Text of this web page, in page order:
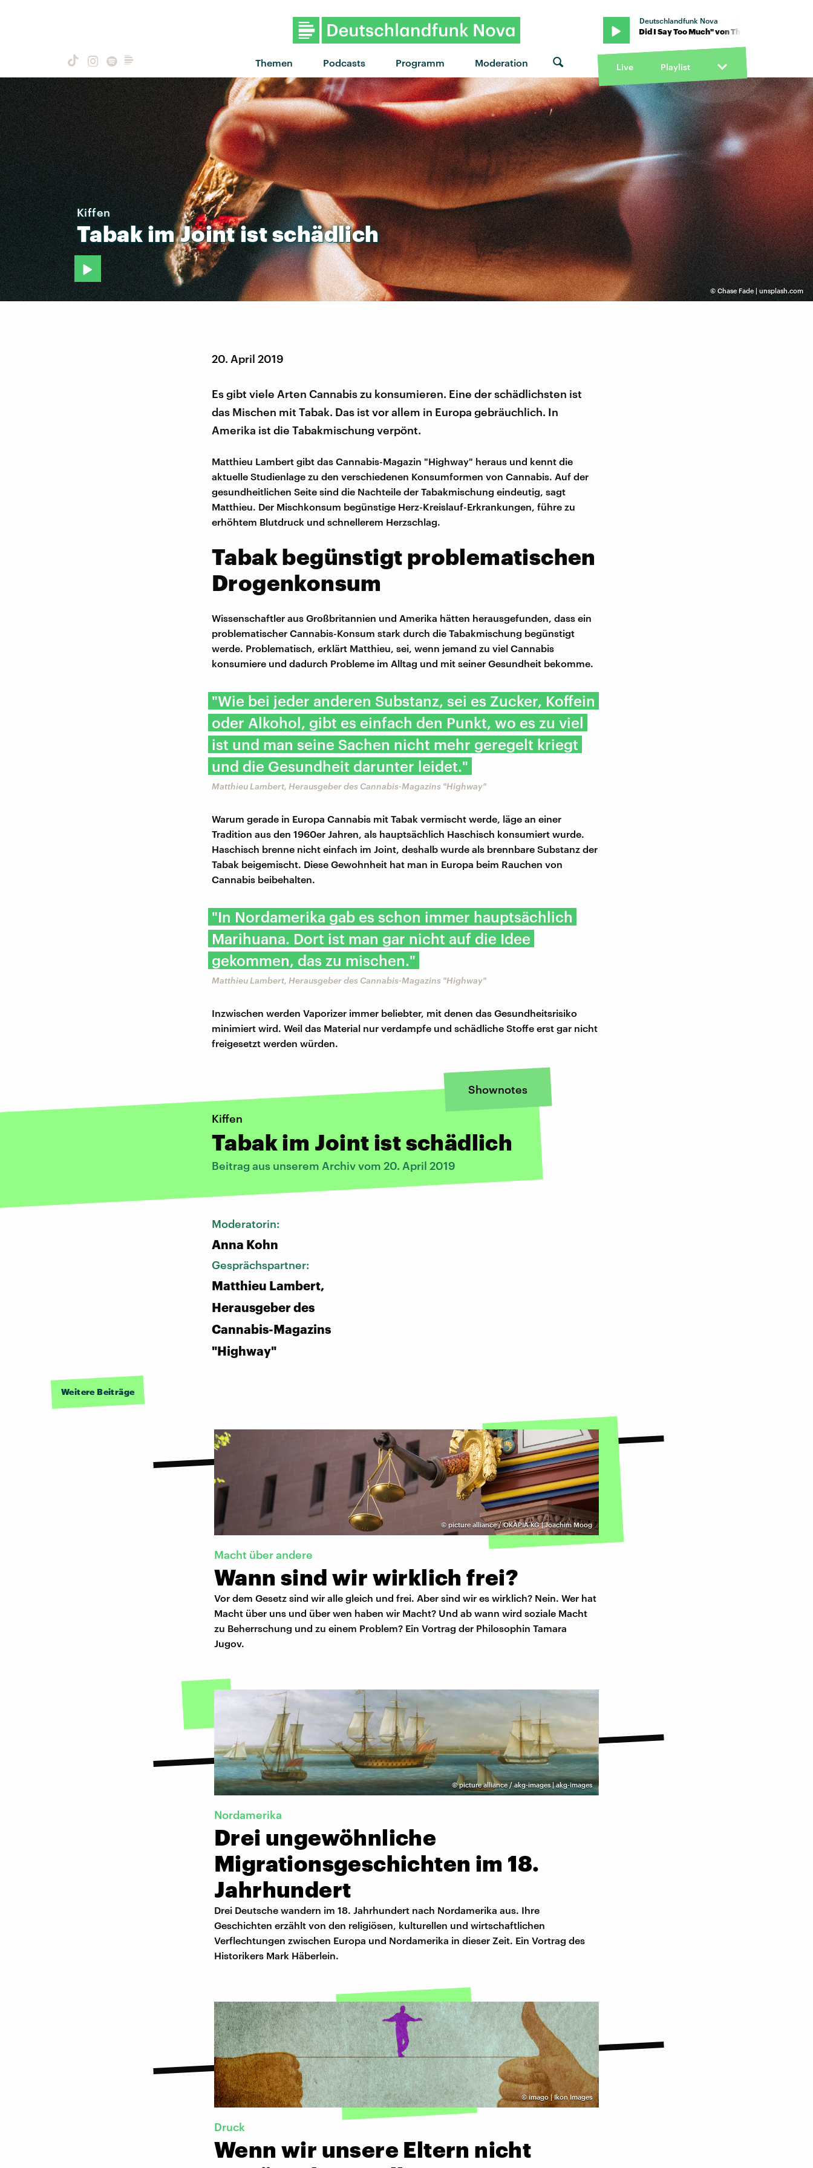
Themen Podcasts Programm Moderation
Deutschlandfunk Nova
"Did I Say Too Much" von The Beaches · "Did I Say Too Much" von The Beaches · "Did I Say Too
Live Playlist
©Chase Fade | unsplash.com
Kiffen
TabakimJointistschädlich
20. April 2019
Es gibt viele Arten Cannabis zu konsumieren. Eine der schädlichsten ist
das Mischen mit Tabak. Das ist vor allem in Europa gebräuchlich. In
Amerika ist die Tabakmischung verpönt.
Matthieu Lambert gibt das Cannabis-Magazin "Highway" heraus und kennt die
aktuelle Studienlage zu den verschiedenen Konsumformen von Cannabis. Auf der
gesundheitlichen Seite sind die Nachteile der Tabakmischung eindeutig, sagt
Matthieu. Der Mischkonsum begünstige Herz-Kreislauf-Erkrankungen, führe zu
erhöhtem Blutdruck und schnellerem Herzschlag.
Tabak begünstigt problematischen
Drogenkonsum
Wissenschaftler aus Großbritannien und Amerika hätten herausgefunden, dass ein
problematischer Cannabis-Konsum stark durch die Tabakmischung begünstigt
werde. Problematisch, erklärt Matthieu, sei, wenn jemand zu viel Cannabis
konsumiere und dadurch Probleme im Alltag und mit seiner Gesundheit bekomme.
"Wie bei jeder anderen Substanz, sei es Zucker, Koffein
oder Alkohol, gibt es einfach den Punkt, wo es zu viel
ist und man seine Sachen nicht mehr geregelt kriegt
und die Gesundheit darunter leidet."
Matthieu Lambert, Herausgeber des Cannabis-Magazins "Highway"
Warum gerade in Europa Cannabis mit Tabak vermischt werde, läge an einer
Tradition aus den 1960er Jahren, als hauptsächlich Haschisch konsumiert wurde.
Haschisch brenne nicht einfach im Joint, deshalb wurde als brennbare Substanz der
Tabak beigemischt. Diese Gewohnheit hat man in Europa beim Rauchen von
Cannabis beibehalten.
"In Nordamerika gab es schon immer hauptsächlich
Marihuana. Dort ist man gar nicht auf die Idee
gekommen, das zu mischen."
Matthieu Lambert, Herausgeber des Cannabis-Magazins "Highway"
Inzwischen werden Vaporizer immer beliebter, mit denen das Gesundheitsrisiko
minimiert wird. Weil das Material nur verdampfe und schädliche Stoffe erst gar nicht
freigesetzt werden würden.
Shownotes
Kiffen
Tabak im Joint ist schädlich
Beitrag aus unserem Archiv vom 20. April 2019
Moderatorin:
Anna Kohn
Gesprächspartner:
Matthieu Lambert,
Herausgeber des
Cannabis-Magazins
"Highway"
Weitere Beiträge
© picture alliance / OKAPIA KG | Joachim Moog
Macht über andere
Wann sind wir wirklich frei?
Vor dem Gesetz sind wir alle gleich und frei. Aber sind wir es wirklich? Nein. Wer hat
Macht über uns und über wen haben wir Macht? Und ab wann wird soziale Macht
zu Beherrschung und zu einem Problem? Ein Vortrag der Philosophin Tamara
Jugov.
©picture alliance / akg-images | akg-images
Nordamerika
Drei ungewöhnliche
Migrationsgeschichten im 18.
Jahrhundert
Drei Deutsche wandern im 18. Jahrhundert nach Nordamerika aus. Ihre
Geschichten erzählt von den religiösen, kulturellen und wirtschaftlichen
Verflechtungen zwischen Europa und Nordamerika in dieser Zeit. Ein Vortrag des
Historikers Mark Häberlein.
©imago | Ikon Images
Druck
Wenn wir unsere Eltern nicht